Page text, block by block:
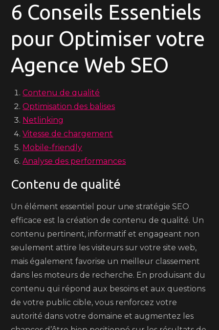
6 Conseils Essentiels
pour Optimiser votre
Agence Web SEO
Contenu de qualité
Optimisation des balises
Netlinking
Vitesse de chargement
Mobile-friendly
Analyse des performances
Contenu de qualité
Un élément essentiel pour une stratégie SEO
efficace est la création de contenu de qualité. Un
contenu pertinent, informatif et engageant non
seulement attire les visiteurs sur votre site web,
mais également favorise un meilleur classement
dans les moteurs de recherche. En produisant du
contenu qui répond aux besoins et aux questions
de votre public cible, vous renforcez votre
autorité dans votre domaine et augmentez les